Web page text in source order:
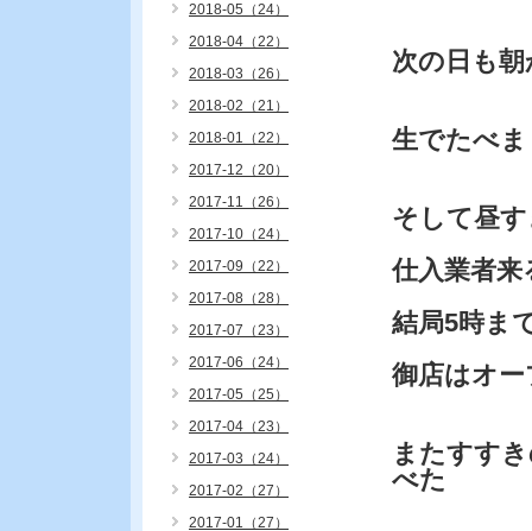
次の日も
生でたべ
そして昼
仕入業者
結局5時ま
御店はオ
またすす
べた
2018-05（24）
2018-04（22）
2018-03（26）
2018-02（21）
2018-01（22）
2017-12（20）
2017-11（26）
2017-10（24）
2017-09（22）
2017-08（28）
2017-07（23）
2017-06（24）
2017-05（25）
2017-04（23）
2017-03（24）
2017-02（27）
2017-01（27）